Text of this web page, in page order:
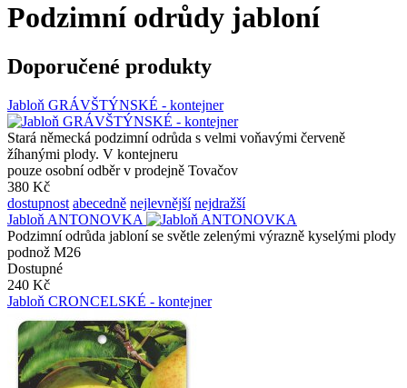
Podzimní odrůdy jabloní
Doporučené produkty
Jabloň GRÁVŠTÝNSKÉ - kontejner
Stará německá podzimní odrůda s velmi voňavými červeně
žíhanými plody. V kontejneru
pouze osobní odběr v prodejně Tovačov
380 Kč
dostupnost abecedně nejlevnější nejdražší
Jabloň ANTONOVKA
Podzimní odrůda jabloní se světle zelenými výrazně kyselými plody
podnož M26
Dostupné
240 Kč
Jabloň CRONCELSKÉ - kontejner